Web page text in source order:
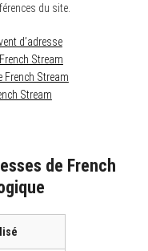
du site.
d’adresse
Stream
Stream
Stream
de French